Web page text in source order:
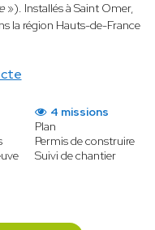
»). Installés à Saint Omer,
la région Hauts-de-France
4 missions
Plan
Permis de construire
Suivi de chantier